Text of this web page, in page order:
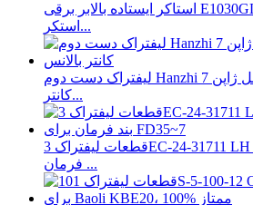
استاکر ایستاده بالابر برقی E1030GL/E1330GL/E1530GL،
استکر...
لیفتراک دست دوم Hanzhi اصل ژاپن 7fd50 لیفتراک دیزلی
کانتر...
قطعات لیفتراک 3EC-24-31711 LH /3EC-24-31721 RH بند
فرمان ...